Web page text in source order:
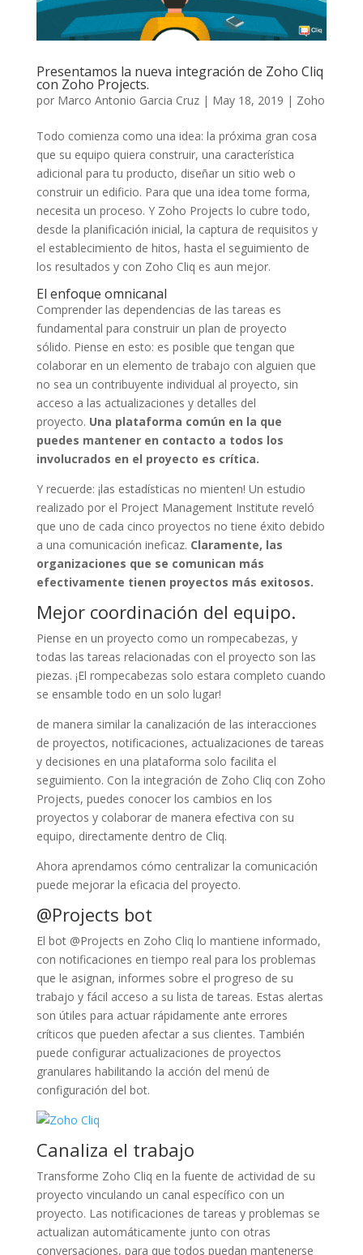
Presentamos la nueva integración de Zoho Cliq
con Zoho Projects.
por Marco Antonio Garcia Cruz| May 18, 2019 | Zoho
Todo comienza como una idea: la próxima gran cosa
que su equipo quiera construir, una característica
adicional para tu producto, diseñar un sitio web o
construir un edificio. Para que una idea tome forma,
necesita un proceso. Y Zoho Projects lo cubre todo,
desde la planificación inicial, la captura de requisitos y
el establecimiento de hitos, hasta el seguimiento de
los resultados y con Zoho Cliq es aun mejor.
El enfoque omnicanal
Comprender las dependencias de las tareas es
fundamental para construir un plan de proyecto
sólido. Piense en esto: es posible que tengan que
colaborar en un elemento de trabajo con alguien que
no sea un contribuyente individual al proyecto, sin
acceso a las actualizaciones y detalles del
proyecto. Una plataforma común en la que
puedes mantener en contacto a todos los
involucrados en el proyecto es crítica.
Y recuerde: ¡las estadísticas no mienten! Un estudio
realizado por el Project Management Institute reveló
que uno de cada cinco proyectos no tiene éxito debido
a una comunicación ineficaz. Claramente, las
organizaciones que se comunican más
efectivamente tienen proyectos más exitosos.
Mejor coordinación del equipo.
Piense en un proyecto como un rompecabezas, y
todas las tareas relacionadas con el proyecto son las
piezas. ¡El rompecabezas solo estara completo cuando
se ensamble todo en un solo lugar!
de manera similar la canalización de las interacciones
de proyectos, notificaciones, actualizaciones de tareas
y decisiones en una plataforma solo facilita el
seguimiento. Con la integración de Zoho Cliq con Zoho
Projects, puedes conocer los cambios en los
proyectos y colaborar de manera efectiva con su
equipo, directamente dentro de Cliq.
Ahora aprendamos cómo centralizar la comunicación
puede mejorar la eficacia del proyecto.
@Projects bot
El bot @Projects en Zoho Cliq lo mantiene informado,
con notificaciones en tiempo real para los problemas
que le asignan, informes sobre el progreso de su
trabajo y fácil acceso a su lista de tareas. Estas alertas
son útiles para actuar rápidamente ante errores
críticos que pueden afectar a sus clientes. También
puede configurar actualizaciones de proyectos
granulares habilitando la acción del menú de
configuración del bot.
Canaliza el trabajo
Transforme Zoho Cliq en la fuente de actividad de su
proyecto vinculando un canal específico con un
proyecto. Las notificaciones de tareas y problemas se
actualizan automáticamente junto con otras
conversaciones, para que todos puedan mantenerse